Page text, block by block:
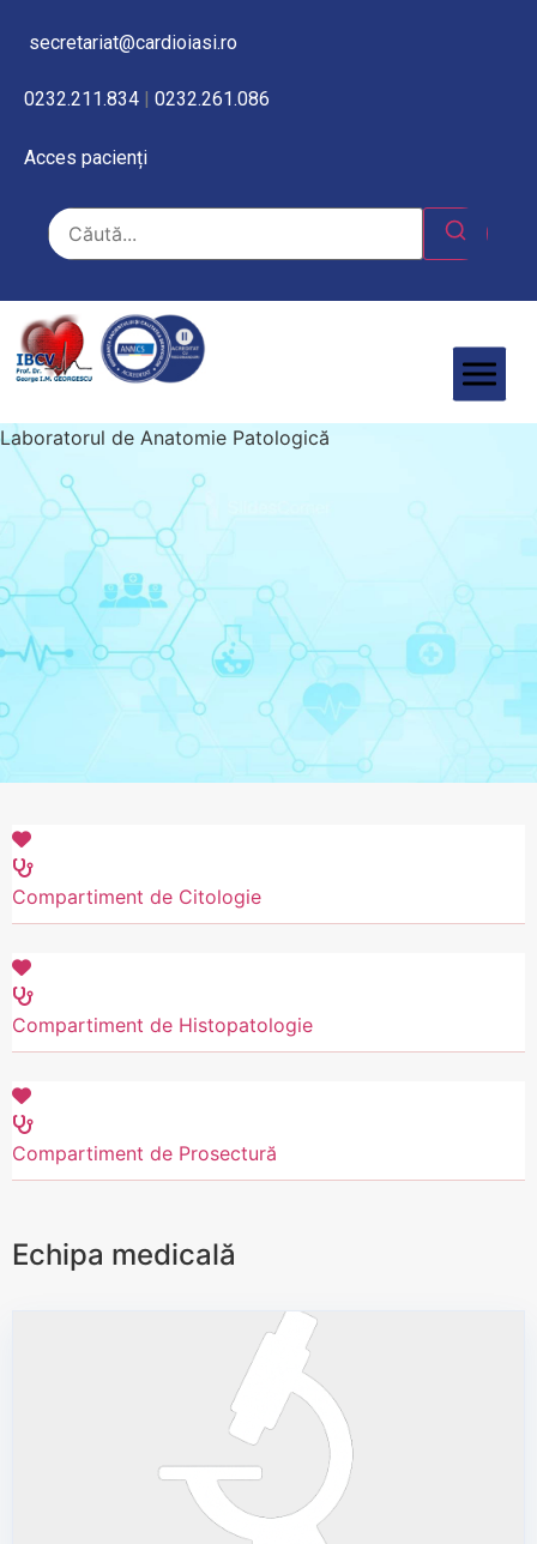
secretariat@cardioiasi.ro
0232.211.834 0232.261.086
Acces pacienți
Laboratorul de Anatomie Patologică
Compartiment de Citologie
Compartiment de Histopatologie
Compartiment de Prosectură
Echipa medicală